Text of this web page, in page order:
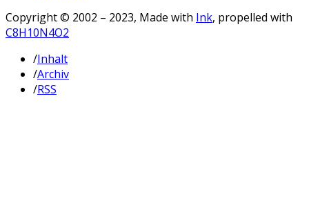
Copyright © 2002 – 2023, Made with Ink, propelled with
C8H10N4O2
/Inhalt
/Archiv
/RSS